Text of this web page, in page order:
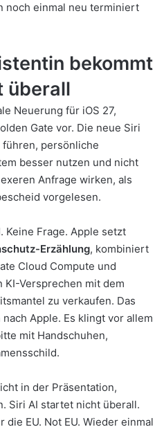
noch einmal neu terminiert
bekommt
überall
Neuerung für iOS 27,
Gate vor. Die neue Siri
persönliche
besser nutzen und nicht
Anfrage wirken, als
vorgelesen.
Keine Frage. Apple setzt
Erzählung, kombiniert
Cloud Compute und
Versprechen mit dem
zu verkaufen. Das
Apple. Es klingt vor allem
mit Handschuhen,
in der Präsentation,
Siri AI startet nicht überall.
EU. Not EU. Wieder einmal